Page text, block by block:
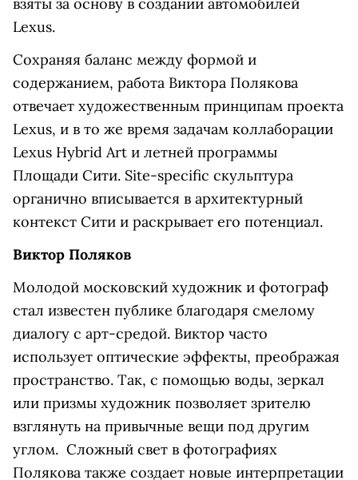
Lexus.
Сохраняя баланс между формой и
содержанием, работа Виктора Полякова
отвечает художественным принципам проекта
Lexus, и в то же время задачам коллаборации
Lexus Hybrid Art и летней программы
Площади Сити. Site-specific скульптура
органично вписывается в архитектурный
контекст Сити и раскрывает его потенциал.
Виктор Поляков
Молодой московский художник и фотограф
стал известен публике благодаря смелому
диалогу с арт-средой. Виктор часто
использует оптические эффекты, преображая
пространство. Так, с помощью воды, зеркал
или призмы художник позволяет зрителю
взглянуть на привычные вещи под другим
углом. Сложный свет в фотографиях
Полякова также создает новые интерпретации